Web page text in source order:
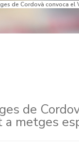
de Cordovà convoca
de
metges